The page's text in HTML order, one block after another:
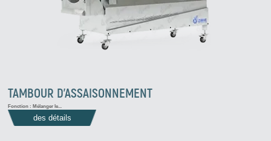
TAMBOUR D'ASSAISONNEMENT
Fonction : Mélanger le...
des détails